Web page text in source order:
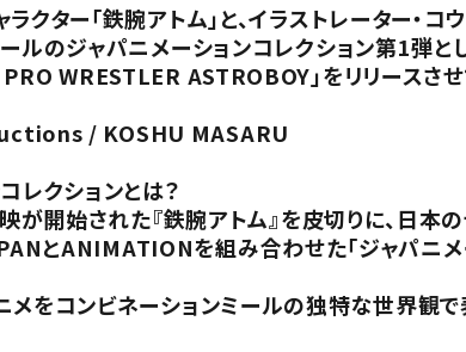
クター「鉄腕アトム」と、イラストレーター・
ルのジャパニメーションコレクション第1弾
WRESTLER ASTROBOY」をリリースさせ
/ KOSHU MASARU
レクションとは？
開始された『鉄腕アトム』を皮切りに、日本
とANIMATIONを組み合わせた「ジャパニ
をコンビネーションミールの独特な世界観で